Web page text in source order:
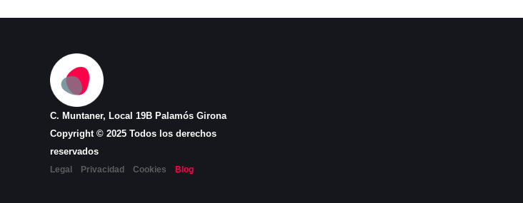
C. Muntaner, Local 19B Palamós Girona
Copyright © 2025 Todos los derechos
reservados
Legal Privacidad Cookies Blog